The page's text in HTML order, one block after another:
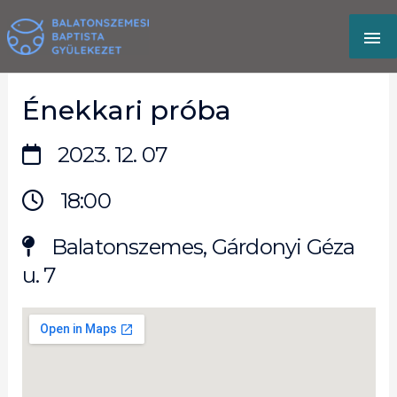
to
content
Énekkari próba
2023. 12. 07
18:00
Balatonszemes, Gárdonyi Géza
u. 7